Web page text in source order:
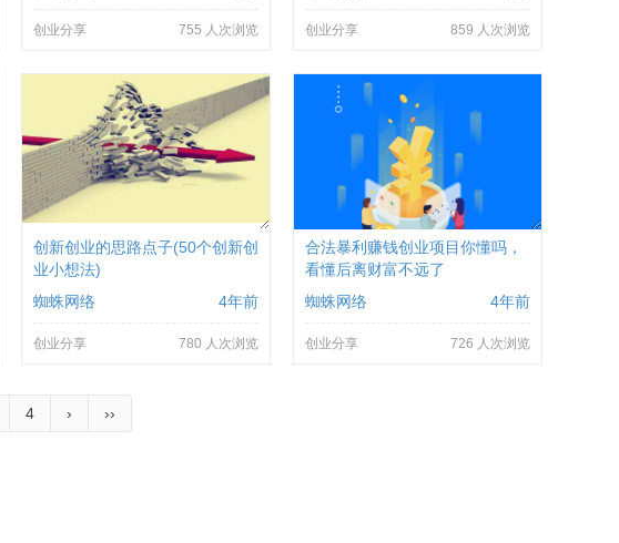
创业分享 755 人次浏览 创业分享 859 人次浏览
创新创业的思路点子(50个创新创
业小想法)
蜘蛛网络
4年前
创业分享 780 人次浏览
合法暴利赚钱创业项目你懂吗，
看懂后离财富不远了
蜘蛛网络
4年前
创业分享 726 人次浏览
4 › ››